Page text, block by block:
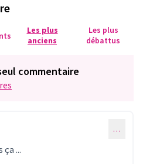
Les plus
anciens
Les plus
débattus
commentaire
…
...